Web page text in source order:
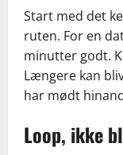
Start med det
ruten. For en
minutter godt.
Længere kan
har mødt
Loop, ikke